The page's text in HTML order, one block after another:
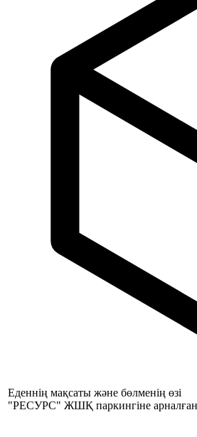
Еденнің мақсаты және бөлменің өзі
"РЕСУРС" ЖШҚ паркингіне арналған